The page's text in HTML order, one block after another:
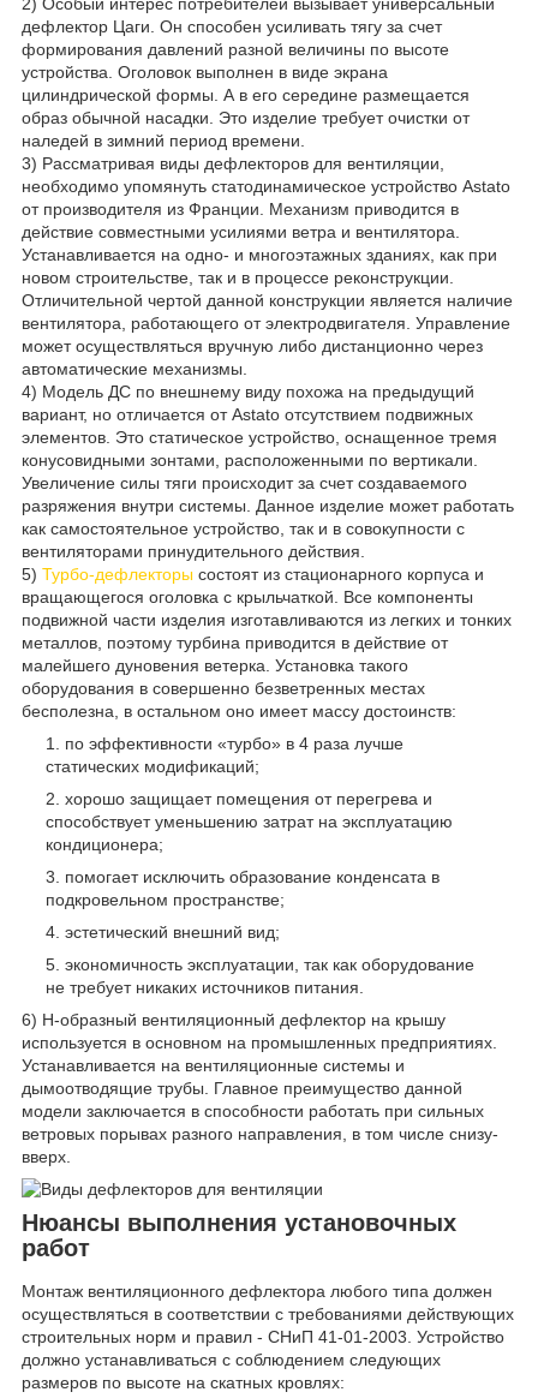
2) Особый интерес потребителей вызывает универсальный
дефлектор Цаги. Он способен усиливать тягу за счет
формирования давлений разной величины по высоте
устройства. Оголовок выполнен в виде экрана
цилиндрической формы. А в его середине размещается
образ обычной насадки. Это изделие требует очистки от
наледей в зимний период времени.
3) Рассматривая виды дефлекторов для вентиляции,
необходимо упомянуть статодинамическое устройство Astato
от производителя из Франции. Механизм приводится в
действие совместными усилиями ветра и вентилятора.
Устанавливается на одно- и многоэтажных зданиях, как при
новом строительстве, так и в процессе реконструкции.
Отличительной чертой данной конструкции является наличие
вентилятора, работающего от электродвигателя. Управление
может осуществляться вручную либо дистанционно через
автоматические механизмы.
4) Модель ДС по внешнему виду похожа на предыдущий
вариант, но отличается от Astato отсутствием подвижных
элементов. Это статическое устройство, оснащенное тремя
конусовидными зонтами, расположенными по вертикали.
Увеличение силы тяги происходит за счет создаваемого
разряжения внутри системы. Данное изделие может работать
как самостоятельное устройство, так и в совокупности с
вентиляторами принудительного действия.
5) Турбо-дефлекторы состоят из стационарного корпуса и
вращающегося оголовка с крыльчаткой. Все компоненты
подвижной части изделия изготавливаются из легких и тонких
металлов, поэтому турбина приводится в действие от
малейшего дуновения ветерка. Установка такого
оборудования в совершенно безветренных местах
бесполезна, в остальном оно имеет массу достоинств:
по эффективности «турбо» в 4 раза лучше
статических модификаций;
хорошо защищает помещения от перегрева и
способствует уменьшению затрат на эксплуатацию
кондиционера;
помогает исключить образование конденсата в
подкровельном пространстве;
эстетический внешний вид;
экономичность эксплуатации, так как оборудование
не требует никаких источников питания.
6) Н-образный вентиляционный дефлектор на крышу
используется в основном на промышленных предприятиях.
Устанавливается на вентиляционные системы и
дымоотводящие трубы. Главное преимущество данной
модели заключается в способности работать при сильных
ветровых порывах разного направления, в том числе снизу-
вверх.
Нюансы выполнения установочных
работ
Монтаж вентиляционного дефлектора любого типа должен
осуществляться в соответствии с требованиями действующих
строительных норм и правил - СНиП 41-01-2003. Устройство
должно устанавливаться с соблюдением следующих
размеров по высоте на скатных кровлях: